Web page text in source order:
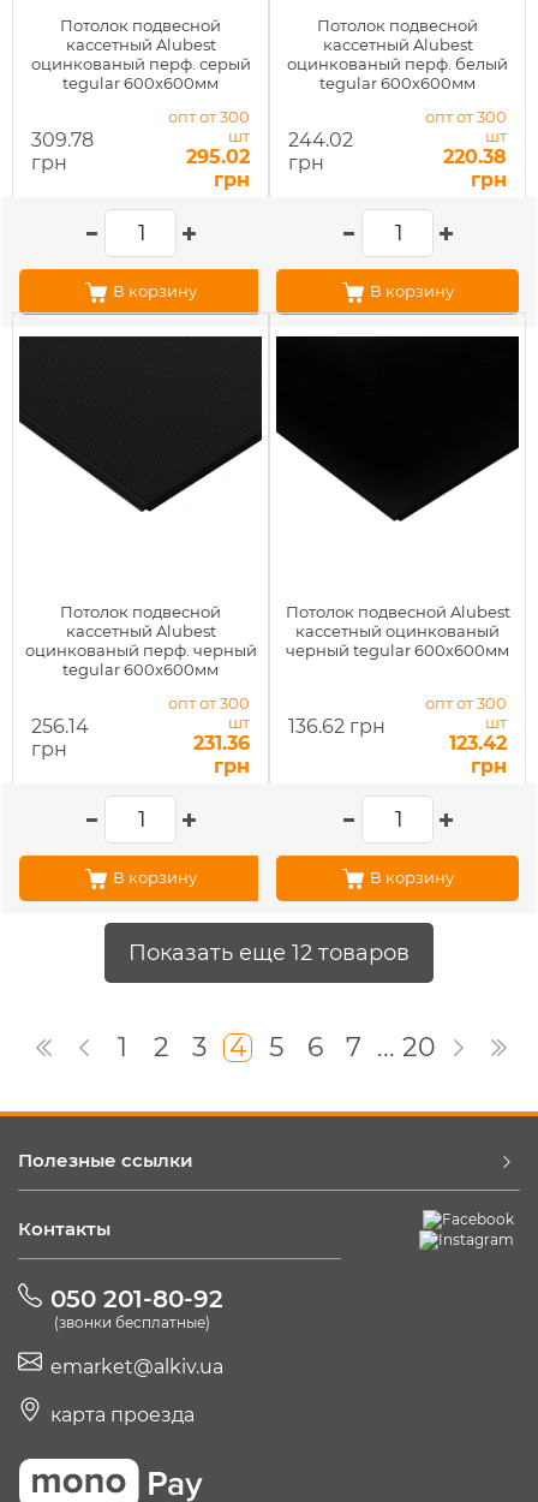
Потолок подвесной
кассетный Alubest
оцинкованый перф. серый
tegular 600х600мм
309.78
грн
опт от 300
шт
295.02
грн
В корзину
Потолок подвесной
кассетный Alubest
оцинкованый перф. белый
tegular 600х600мм
244.02
грн
опт от 300
шт
220.38
грн
В корзину
Потолок подвесной
кассетный Alubest
оцинкованый перф. черный
tegular 600х600мм
256.14
грн
опт от 300
шт
231.36
грн
В корзину
Потолок подвесной Alubest
кассетный оцинкованый
черный tegular 600х600мм
136.62 грн
опт от 300
шт
123.42
грн
В корзину
Показать еще 12 товаров
1 2 3 4 5 6 7 ... 20
Полезные ссылки
Контакты
050 201-80-92
(звонки бесплатные)
emarket@alkiv.ua
карта проезда